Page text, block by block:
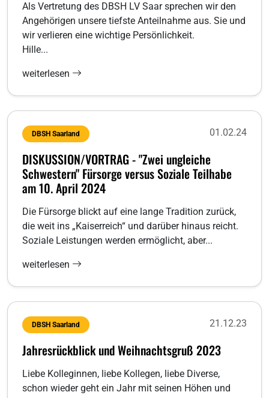
Als Vertretung des DBSH LV Saar sprechen wir den
Angehörigen unsere tiefste Anteilnahme aus. Sie und
wir verlieren eine wichtige Persönlichkeit.
Hille...
weiterlesen
DBSH Saarland 01.02.24
DISKUSSION/VORTRAG - "Zwei ungleiche
Schwestern" Fürsorge versus Soziale Teilhabe
am 10. April 2024
Die Fürsorge blickt auf eine lange Tradition zurück,
die weit ins „Kaiserreich“ und darüber hinaus reicht.
Soziale Leistungen werden ermöglicht, aber...
weiterlesen
DBSH Saarland 21.12.23
Jahresrückblick und Weihnachtsgruß 2023
Liebe Kolleginnen, liebe Kollegen, liebe Diverse,
schon wieder geht ein Jahr mit seinen Höhen und